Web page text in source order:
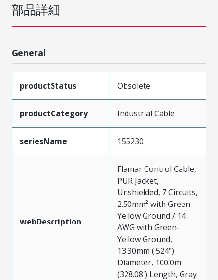
部品詳細
General
productStatus Obsolete
productCategory Industrial Cable
seriesName 155230
webDescription
Flamar Control Cable,
PUR Jacket,
Unshielded, 7 Circuits,
2.50mm² with Green-
Yellow Ground / 14
AWG with Green-
Yellow Ground,
13.30mm (.524")
Diameter, 100.0m
(328.08') Length, Gray